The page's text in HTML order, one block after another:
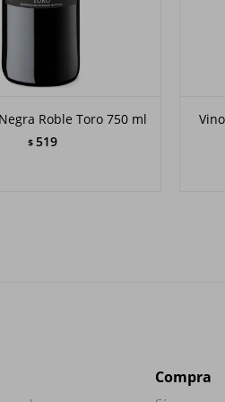
Roble Toro 750 ml
$ 519
Compra